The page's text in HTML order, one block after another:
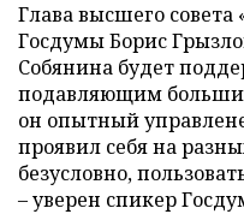
Глава высшего
Госдумы Борис
Собянина будет
подавляющим
он опытный
проявил себя на
безусловно,
–уверен спикер